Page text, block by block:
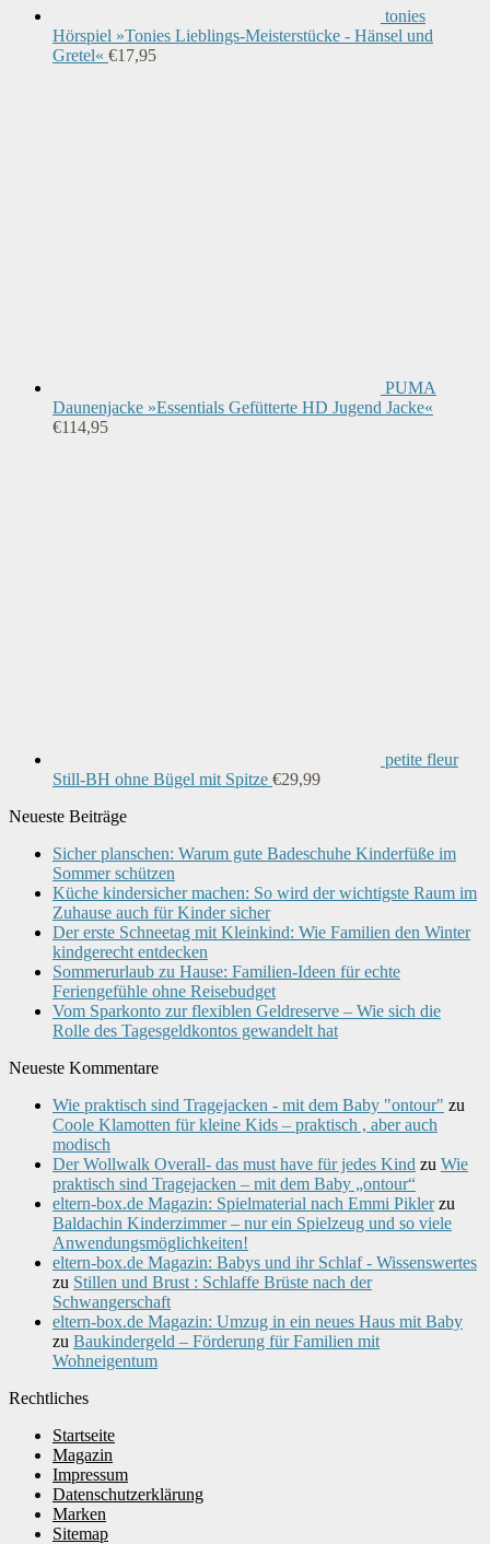
tonies
Hörspiel »Tonies Lieblings-Meisterstücke - Hänsel und
Gretel« €17,95
PUMA
Daunenjacke »Essentials Gefütterte HD Jugend Jacke«
€114,95
petite fleur
Still-BH ohne Bügel mit Spitze €29,99
Neueste Beiträge
Sicher planschen: Warum gute Badeschuhe Kinderfüße im
Sommer schützen
Küche kindersicher machen: So wird der wichtigste Raum im
Zuhause auch für Kinder sicher
Der erste Schneetag mit Kleinkind: Wie Familien den Winter
kindgerecht entdecken
Sommerurlaub zu Hause: Familien-Ideen für echte
Feriengefühle ohne Reisebudget
Vom Sparkonto zur flexiblen Geldreserve – Wie sich die
Rolle des Tagesgeldkontos gewandelt hat
Neueste Kommentare
Wie praktisch sind Tragejacken - mit dem Baby "ontour" zu
Coole Klamotten für kleine Kids – praktisch , aber auch
modisch
Der Wollwalk Overall- das must have für jedes Kind zu Wie
praktisch sind Tragejacken – mit dem Baby „ontour“
eltern-box.de Magazin: Spielmaterial nach Emmi Piklerzu
Baldachin Kinderzimmer – nur ein Spielzeug und so viele
Anwendungsmöglichkeiten!
eltern-box.de Magazin: Babys und ihr Schlaf - Wissenswertes
zu Stillen und Brust : Schlaffe Brüste nach der
Schwangerschaft
eltern-box.de Magazin: Umzug in ein neues Haus mit Baby
zu Baukindergeld – Förderung für Familien mit
Wohneigentum
Rechtliches
Startseite
Magazin
Impressum
Datenschutzerklärung
Marken
Sitemap